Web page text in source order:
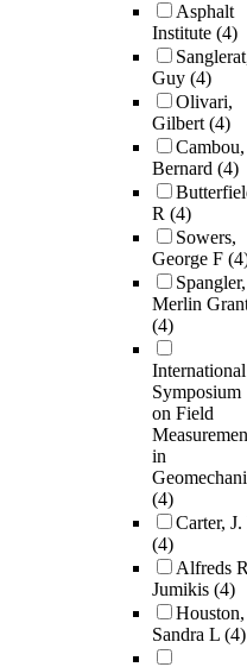
Asphalt
Institute (4)
Guy (4)
Olivari,
Gilbert(4)
Cambou,
Bernard (4)
R (4)
Sowers,
George F
Spangler,
Merlin
(4)
International
Symposium
on Field
in
(4)
Carter, J.
(4)
Alfreds
Jumikis (4)
Houston,
Sandra L (4)